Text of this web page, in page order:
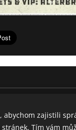
práva vyhrazena
abychom zajistili
Tím vám